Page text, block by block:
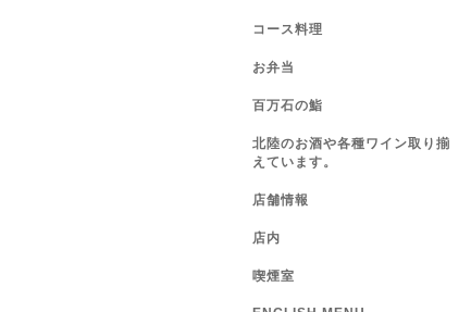
コース料理
お弁当
百万石の鮨
北陸のお酒や各種ワイン取り揃
えています。
店舗情報
店内
喫煙室